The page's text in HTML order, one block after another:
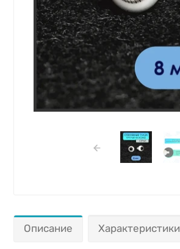
Описание Характеристики